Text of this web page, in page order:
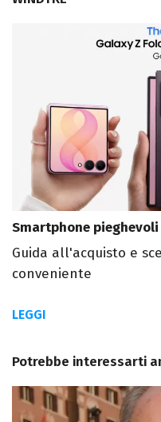
Smartphone pieghevoli
Guida all'acquisto e
conveniente
LEGGI
Potrebbe interessarti